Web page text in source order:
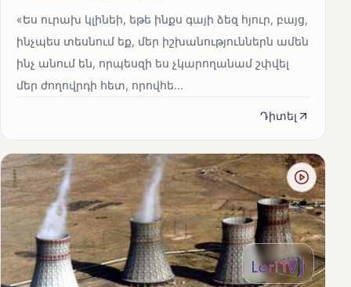
«Ես ուրախ կլինեի, եթե ինքս գայի ձեզ հյուր, բայց,
ինչպես տեսնում եք, մեր իշխանություններն ամեն
ինչ անում են, որպեսզի ես չկարողանամ շփվել
մեր ժողովրդի հետ, որովհե...
Դիտել